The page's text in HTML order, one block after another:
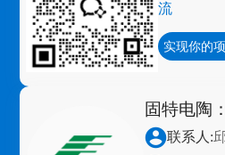
流
实现你的
固特电陶：
联系人: